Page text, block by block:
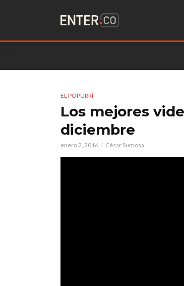
EL POPURRÍ
Los mejores
diciembre
enero 2, 2016 César Sumosa